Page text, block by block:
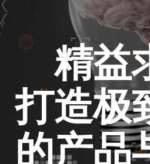
精益
打造极
的产品